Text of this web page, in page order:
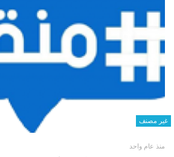
غير مصنف
منذ عام واحد